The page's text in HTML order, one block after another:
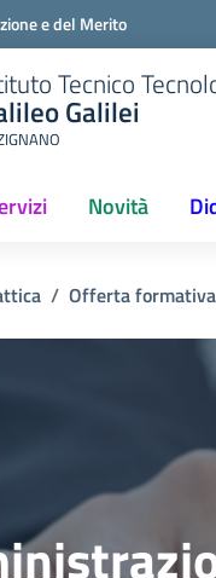
e del Merito
Tecnico
Galilei
Novità
Offerta formativa